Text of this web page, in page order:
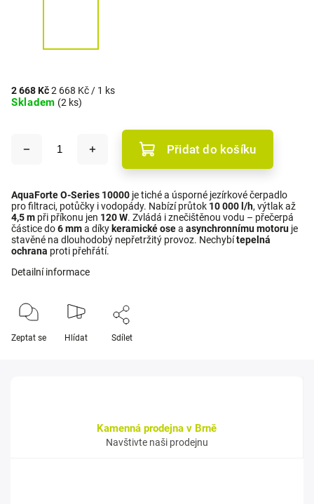
2 668 Kč2 668 Kč / 1 ks
Skladem (2 ks)
Přidat do košíku
AquaForte O-Series 10000 je tiché a úsporné jezírkové čerpadlo
pro filtraci, potůčky i vodopády. Nabízí průtok 10000 l/h, výtlak až
4,5 m při příkonu jen 120W. Zvládá i znečištěnou vodu – přečerpá
částice do6 mma díky keramické osea asynchronnímu motoru je
stavěné na dlouhodobý nepřetržitý provoz. Nechybítepelná
ochrana proti přehřátí.
Detailní informace
Zeptat se Hlídat Sdílet
Kamenná prodejna v Brně
Navštivte naši prodejnu